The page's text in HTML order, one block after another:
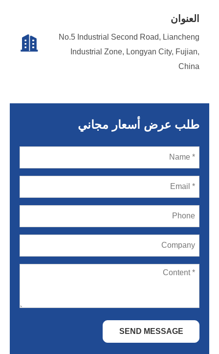

العنوان
No.5 Industrial Second Road, Liancheng
Industrial Zone, Longyan City, Fujian,
China
طلب عرض أسعار مجاني
SEND MESSAGE